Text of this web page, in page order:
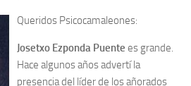
Queridos Psicocamaleones:
Josetxo Ezponda Puente es grande.
Hace algunos años advertí la
presencia del líder de los añorados